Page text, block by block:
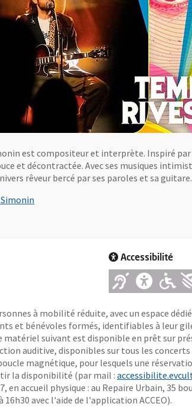
est compositeur et interprète. Inspiré par
et décontractée. Avec ses musiques
rêveur bercé par ses paroles et sa guitare.
, Ouvre une nouvelle fenêtre
Accessibilité
Adapté
à mobilité réduite, avec un espace
et bénévoles formés, identifiables à leur
matériel suivant est disponible en prêt sur
auditive, disponibles sur tous les
magnétique, pour lesquels une
la disponibilité (par mail :
en accueil physique : au Repaire Urbain, 35
16h30 avec l'aide de l'application ACCEO).